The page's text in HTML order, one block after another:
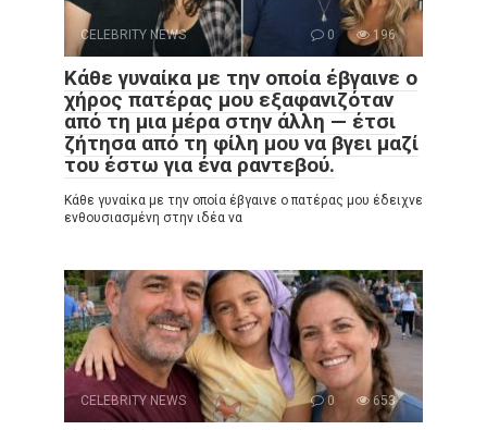
CELEBRITY NEWS 0 196
Κάθε γυναίκα με την οποία έβγαινε ο
χήρος πατέρας μου εξαφανιζόταν
από τη μια μέρα στην άλλη — έτσι
ζήτησα από τη φίλη μου να βγει μαζί
του έστω για ένα ραντεβού.
Κάθε γυναίκα με την οποία έβγαινε ο πατέρας μου έδειχνε
ενθουσιασμένη στην ιδέα να
CELEBRITY NEWS 0 653